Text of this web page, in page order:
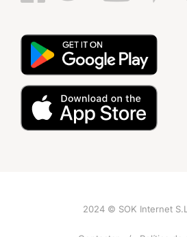
2024 © SOK Internet